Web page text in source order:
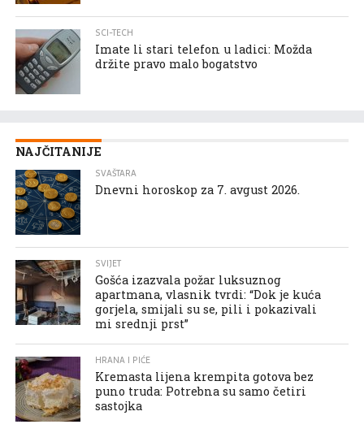
SCI-TECH
Imate li stari telefon u ladici: Možda
držite pravo malo bogatstvo
NAJČITANIJE
SVAŠTARA
Dnevni horoskop za 7. avgust 2026.
SVIJET
Gošća izazvala požar luksuznog
apartmana, vlasnik tvrdi: “Dok je kuća
gorjela, smijali su se, pili i pokazivali
mi srednji prst”
HRANA I PIĆE
Kremasta lijena krempita gotova bez
puno truda: Potrebna su samo četiri
sastojka